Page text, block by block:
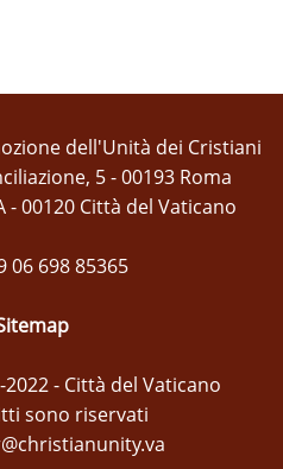
dell'Unità dei Cristiani
5 - 00193 Roma
- 00120 Città del Vaticano
06 698 85365
- Città del Vaticano
sono riservati